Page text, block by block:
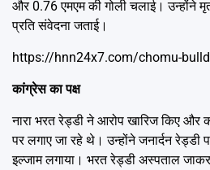
और 0.76 एमएम की गोली चलाई। उन्होंने
प्रति संवेदना जताई।
https://hnn24x7.com/chomu-
कांग्रेस का पक्ष
नारा भरत रेड्डी ने आरोप खारिज किए और
पर लगाए जा रहे थे। उन्होंने जनार्दन
इल्जाम लगाया। भरत रेड्डी अस्पताल